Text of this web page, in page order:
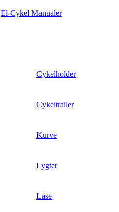
El-Cykel Manualer
Cykelholder
Cykeltrailer
Kurve
Lygter
Låse